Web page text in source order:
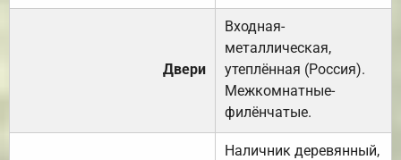
Двери
Входная-
металлическая,
утеплённая (Россия).
Межкомнатные-
филёнчатые.
Наличник деревянный,